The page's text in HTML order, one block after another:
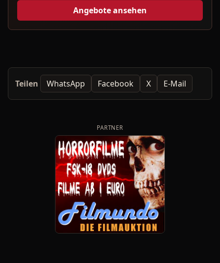
Angebote ansehen
Teilen WhatsApp Facebook X E-Mail
PARTNER